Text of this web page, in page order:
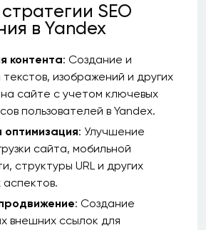
SEO
в Yandex
контента: Создание и
изображений и других
сайте с учетом ключевых
пользователей в Yandex.
оптимизация: Улучшение
сайта, мобильной
структуры URL и других
аспектов.
: Создание
внешних ссылок для